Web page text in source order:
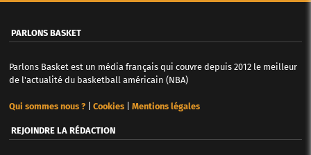
PARLONS BASKET
Parlons Basket est un média français qui couvre depuis 2012 le meilleur
de l'actualité du basketball américain (NBA)
Qui sommes nous ?| Cookies| Mentions légales
REJOINDRE LA RÉDACTION